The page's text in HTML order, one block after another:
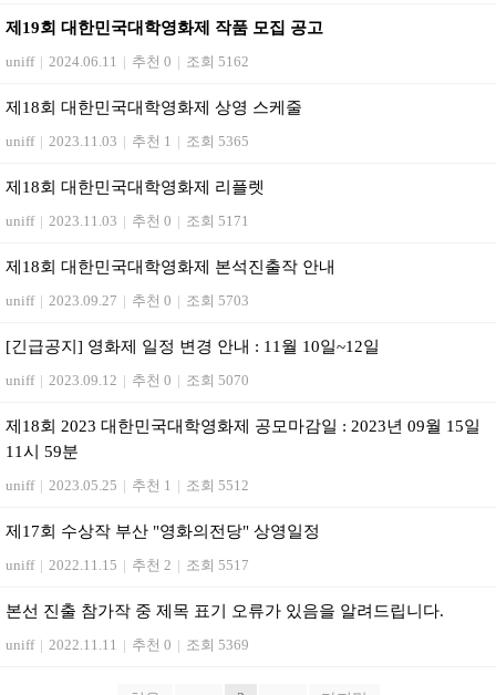
제19회 대한민국대학영화제 작품 모집 공고
uniff | 2024.06.11 | 추천 0 | 조회 5162
제18회 대한민국대학영화제 상영 스케줄
uniff | 2023.11.03 | 추천 1 | 조회 5365
제18회 대한민국대학영화제 리플렛
uniff | 2023.11.03 | 추천 0 | 조회 5171
제18회 대한민국대학영화제 본석진출작 안내
uniff | 2023.09.27 | 추천 0 | 조회 5703
[긴급공지] 영화제 일정 변경 안내 : 11월 10일~12일
uniff | 2023.09.12 | 추천 0 | 조회 5070
제18회 2023 대한민국대학영화제 공모마감일 : 2023년 09월 15일
11시 59분
uniff | 2023.05.25 | 추천 1 | 조회 5512
제17회 수상작 부산 "영화의전당" 상영일정
uniff | 2022.11.15 | 추천 2 | 조회 5517
본선 진출 참가작 중 제목 표기 오류가 있음을 알려드립니다.
uniff | 2022.11.11 | 추천 0 | 조회 5369